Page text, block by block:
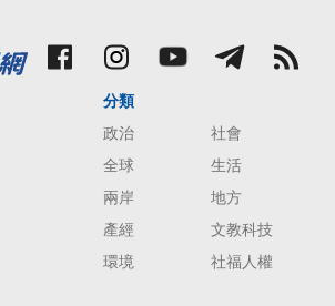
分類
政治
社會
全球
生活
兩岸
地方
產經
文教科技
環境
社福人權